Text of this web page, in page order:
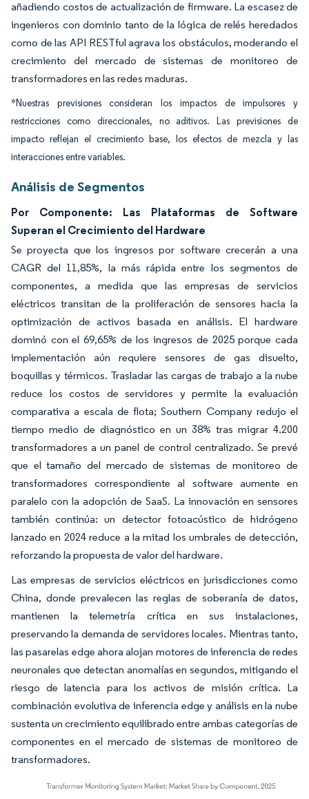
añadiendo costos de actualización de firmware. La escasez de
ingenieros con dominio tanto de la lógica de relés heredados
como de las API RESTful agrava los obstáculos, moderando el
crecimiento del mercado de sistemas de monitoreo de
transformadores en las redes maduras.
*Nuestras previsiones consideran los impactos de impulsores y
restricciones como direccionales, no aditivos. Las previsiones de
impacto reflejan el crecimiento base, los efectos de mezcla y las
interacciones entre variables.
Análisis de Segmentos
Por Componente: Las Plataformas de Software
Superan el Crecimiento del Hardware
Se proyecta que los ingresos por software crecerán a una
CAGR del 11,85%, la más rápida entre los segmentos de
componentes, a medida que las empresas de servicios
eléctricos transitan de la proliferación de sensores hacia la
optimización de activos basada en análisis. El hardware
dominó con el 69,65% de los ingresos de 2025 porque cada
implementación aún requiere sensores de gas disuelto,
boquillas y térmicos. Trasladar las cargas de trabajo a la nube
reduce los costos de servidores y permite la evaluación
comparativa a escala de flota; Southern Company redujo el
tiempo medio de diagnóstico en un 38% tras migrar 4.200
transformadores a un panel de control centralizado. Se prevé
que el tamaño del mercado de sistemas de monitoreo de
transformadores correspondiente al software aumente en
paralelo con la adopción de SaaS. La innovación en sensores
también continúa: un detector fotoacústico de hidrógeno
lanzado en 2024 reduce a la mitad los umbrales de detección,
reforzando la propuesta de valor del hardware.
Las empresas de servicios eléctricos en jurisdicciones como
China, donde prevalecen las reglas de soberanía de datos,
mantienen la telemetría crítica en sus instalaciones,
preservando la demanda de servidores locales. Mientras tanto,
las pasarelas edge ahora alojan motores de inferencia de redes
neuronales que detectan anomalías en segundos, mitigando el
riesgo de latencia para los activos de misión crítica. La
combinación evolutiva de inferencia edge y análisis en la nube
sustenta un crecimiento equilibrado entre ambas categorías de
componentes en el mercado de sistemas de monitoreo de
transformadores.